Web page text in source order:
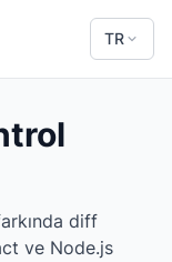
TR
diff
ve Node.js